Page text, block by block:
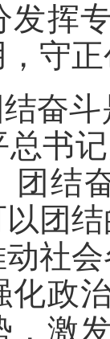
发挥
守
奋
书
团结
团
社
化政
，激